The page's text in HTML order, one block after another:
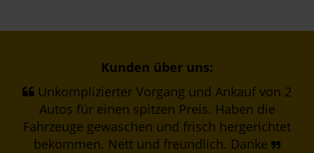
Kunden über uns:
Unkomplizierter Vorgang und Ankauf von 2
Autos für einen spitzen Preis. Haben die
Fahrzeuge gewaschen und frisch hergerichtet
bekommen. Nett und freundlich. Danke